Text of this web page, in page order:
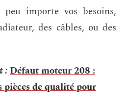
peu importe vos besoins,
des câbles, ou des
:Défaut moteur 208 :
de qualité pour